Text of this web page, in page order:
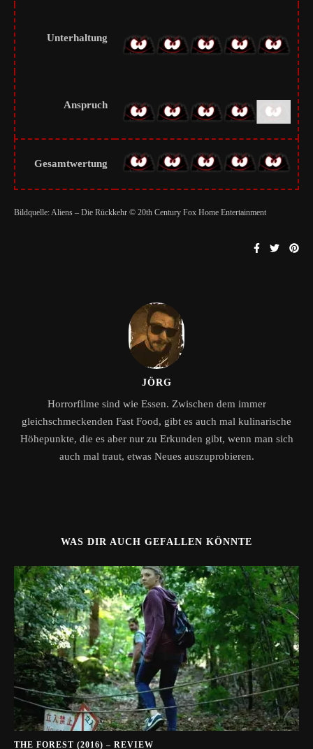
Unterhaltung
Anspruch
Gesamtwertung
Bildquelle: Aliens – Die Rückkehr © 20th Century Fox Home Entertainment
JÖRG
Horrorfilme sind wie Essen. Zwischen dem immer
gleichschmeckenden Fast Food, gibt es auch mal kulinarische
Höhepunkte, die es aber nur zu Erkunden gibt, wenn man sich
auch mal traut, etwas Neues auszuprobieren.
WAS DIR AUCH GEFALLEN KÖNNTE
THE FOREST (2016) – REVIEW